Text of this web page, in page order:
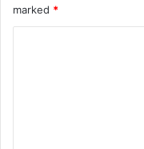
marked *